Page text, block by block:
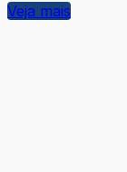
Veja mais